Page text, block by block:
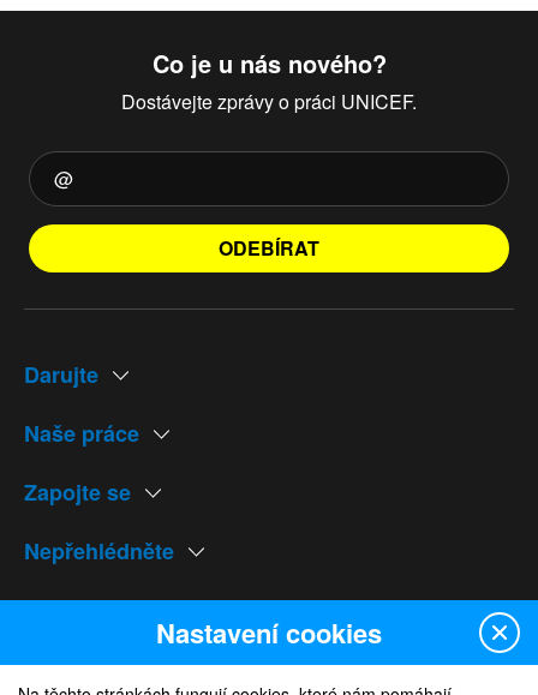
Co je u nás nového?
Dostávejte zprávy o práci UNICEF.
ODEBÍRAT
Darujte
Naše práce
Zapojte se
Nepřehlédněte
Naše weby
Nastavení cookies